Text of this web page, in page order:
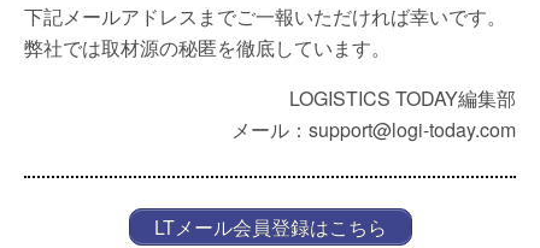
下記メールアドレスまでご一報いただければ幸いです。
弊社では取材源の秘匿を徹底しています。
LOGISTICS TODAY編集部
メール：support@logi-today.com
LTメール会員登録はこちら